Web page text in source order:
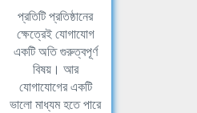
প্রতিটি প্রতিষ্ঠানের
ক্ষেত্রেই যোগাযোগ
একটি অতি গুরুত্বপূর্ণ
বিষয়। আর
যোগাযোগের একটি
ভালো মাধ্যম হতে পারে